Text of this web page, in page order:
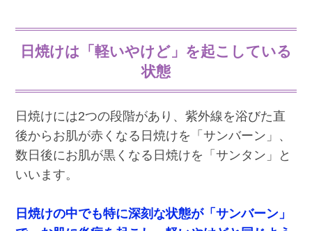
日焼けは「軽いやけど」を起こしている
状態
日焼けには2つの段階があり、紫外線を浴びた直
後からお肌が赤くなる日焼けを「サンバーン」、
数日後にお肌が黒くなる日焼けを「サンタン」と
いいます。
日焼けの中でも特に深刻な状態が「サンバーン」